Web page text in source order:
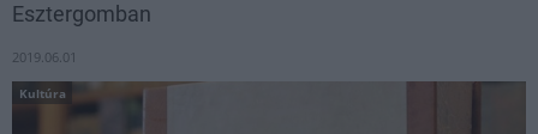
Esztergomban
2019.06.01
Kultúra